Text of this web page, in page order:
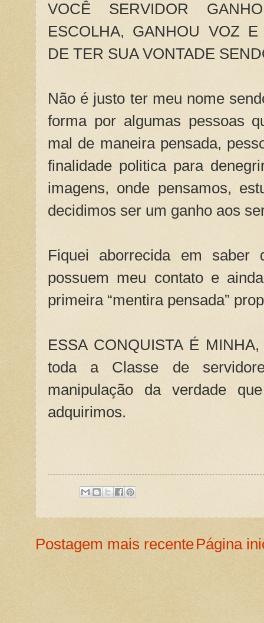
VOCÊ SERVIDOR
ESCOLHA, GANHOU VOZ
DE TER SUA VONTADE
Não é justo ter meu nome
forma por algumas pessoas
mal de maneira pensada,
finalidade politica para
imagens, onde pensamos,
decidimos ser um ganho aos
Fiquei aborrecida em saber
possuem meu contato e
primeira “mentira pensada”
ESSA CONQUISTA É
toda a Classe de
manipulação da verdade
adquirimos.
Postagem mais recentePágina